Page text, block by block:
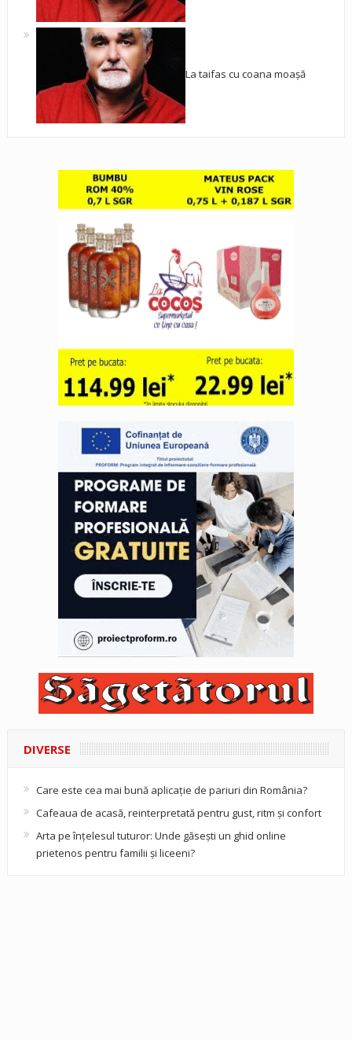
La taifas cu coana moașă
DIVERSE
Care este cea mai bună aplicație de pariuri din România?
Cafeaua de acasă, reinterpretată pentru gust, ritm și confort
Arta pe înțelesul tuturor: Unde găsești un ghid online
prietenos pentru familii și liceeni?